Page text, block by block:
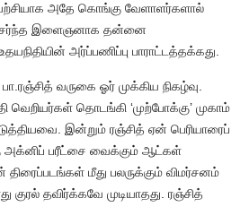
அதே கொங்கு வேளாளர்களால்
சேர்ந்த இளைஞனாக தன்னை
அர்ப்பணிப்பு பாராட்டத்தக்கது.
வருகை ஓர் முக்கிய நிகழ்வு.
வெறியர்கள் தொடங்கி ‘முற்போக்கு’ முகாம்
இன்றும் ரஞ்சித் ஏன் பெரியாரைப்
அக்னிப் பரீட்சை வைக்கும் ஆட்கள்
திரைப்படங்கள் மீது பலருக்கும் விமர்சனம்
தவிர்க்கவே முடியாதது. ரஞ்சித்